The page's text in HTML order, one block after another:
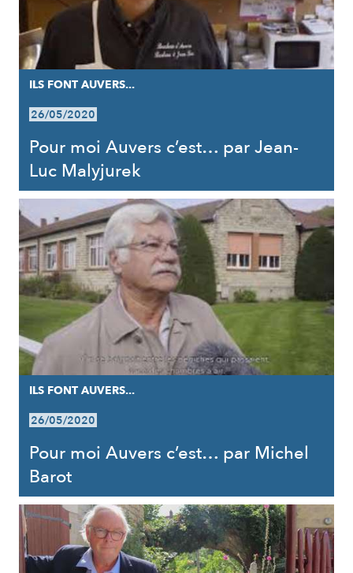
ILS FONT AUVERS...
26/05/2020
Pour moi Auvers c’est… par Jean-
Luc Malyjurek
ILS FONT AUVERS...
26/05/2020
Pour moi Auvers c’est… par Michel
Barot